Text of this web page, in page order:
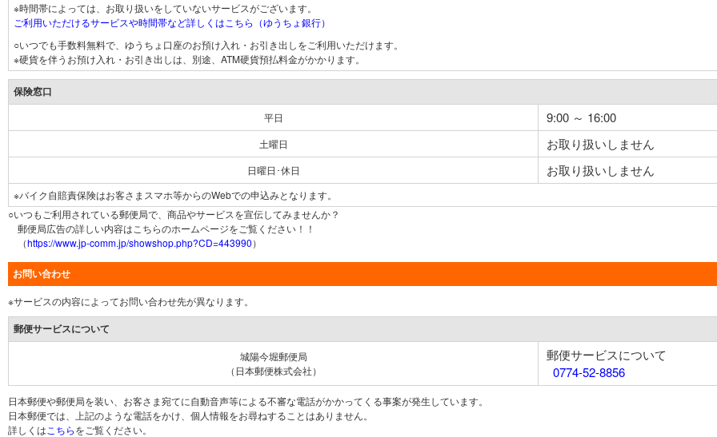
※時間帯によっては、お取り扱いをしていないサービスがございます。
ご利用いただけるサービスや時間帯など詳しくはこちら（ゆうちょ銀行）
○いつでも手数料無料で、ゆうちょ口座のお預け入れ・お引き出しをご利用いただけます。
※硬貨を伴うお預け入れ・お引き出しは、別途、ATM硬貨預払料金がかかります。
保険窓口
平日 9:00 ～ 16:00
土曜日 お取り扱いしません
日曜日･休日 お取り扱いしません
※バイク自賠責保険はお客さまスマホ等からのWebでの申込みとなります。
○いつもご利用されている郵便局で、商品やサービスを宣伝してみませんか？
郵便局広告の詳しい内容はこちらのホームページをご覧ください！！
（https://www.jp-comm.jp/showshop.php?CD=443990）
お問い合わせ
※サービスの内容によってお問い合わせ先が異なります。
郵便サービスについて
城陽今堀郵便局
（日本郵便株式会社）
郵便サービスについて
0774-52-8856
日本郵便や郵便局を装い、お客さま宛てに自動音声等による不審な電話がかかってくる事案が発生しています。
日本郵便では、上記のような電話をかけ、個人情報をお尋ねすることはありません。
詳しくは こちらをご覧ください。